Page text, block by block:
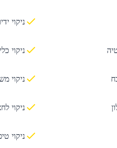
ניקוי
ניקוי
ניקוי
ניקוי
ניקוי